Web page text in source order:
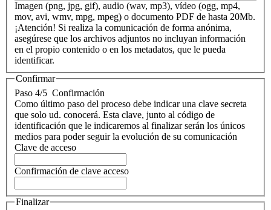
Imagen (png, jpg, gif), audio (wav, mp3), vídeo (ogg, mp4,
mov, avi, wmv, mpg, mpeg) o documento PDF de hasta 20Mb.
¡Atención! Si realiza la comunicación de forma anónima,
asegúrese que los archivos adjuntos no incluyan información
en el propio contenido o en los metadatos, que le pueda
identificar.
Confirmar
Paso 4/5 Confirmación
Como último paso del proceso debe indicar una clave secreta
que solo ud. conocerá. Esta clave, junto al código de
identificación que le indicaremos al finalizar serán los únicos
medios para poder seguir la evolución de su comunicación
Clave de acceso
Confirmación de clave acceso
Finalizar